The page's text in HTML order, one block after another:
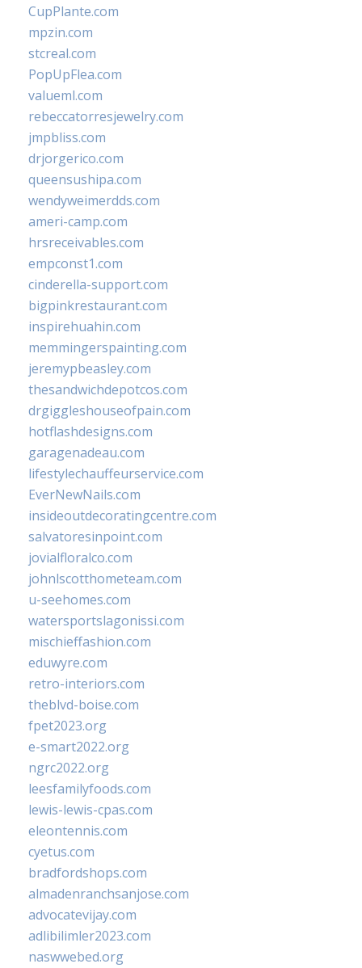
CupPlante.com
mpzin.com
stcreal.com
PopUpFlea.com
valueml.com
rebeccatorresjewelry.com
jmpbliss.com
drjorgerico.com
queensushipa.com
wendyweimerdds.com
ameri-camp.com
hrsreceivables.com
empconst1.com
cinderella-support.com
bigpinkrestaurant.com
inspirehuahin.com
memmingerspainting.com
jeremypbeasley.com
thesandwichdepotcos.com
drgiggleshouseofpain.com
hotflashdesigns.com
garagenadeau.com
lifestylechauffeurservice.com
EverNewNails.com
insideoutdecoratingcentre.com
salvatoresinpoint.com
jovialfloralco.com
johnlscotthometeam.com
u-seehomes.com
watersportslagonissi.com
mischieffashion.com
eduwyre.com
retro-interiors.com
theblvd-boise.com
fpet2023.org
e-smart2022.org
ngrc2022.org
leesfamilyfoods.com
lewis-lewis-cpas.com
eleontennis.com
cyetus.com
bradfordshops.com
almadenranchsanjose.com
advocatevijay.com
adlibilimler2023.com
naswwebed.org